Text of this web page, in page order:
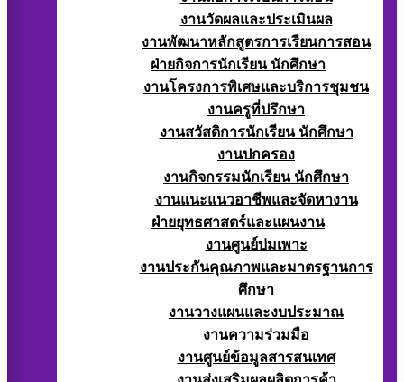
งานวัดผลและประเมินผล
งานพัฒนาหลักสูตรการเรียนการสอน
ฝ่ายกิจการนักเรียน นักศึกษา
งานโครงการพิเศษและบริการชุมชน
งานครูที่ปรึกษา
งานสวัสดิการนักเรียน นักศึกษา
งานปกครอง
งานกิจกรรมนักเรียน นักศึกษา
งานแนะแนวอาชีพและจัดหางาน
ฝ่ายยุทธศาสตร์และแผนงาน
งานศูนย์บ่มเพาะ
งานประกันคุณภาพและมาตรฐานการ
ศึกษา
งานวางแผนและงบประมาณ
งานความร่วมมือ
งานศูนย์ข้อมูลสารสนเทศ